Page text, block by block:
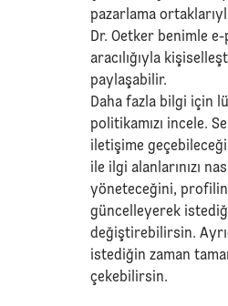
pazarlama
Dr. Oetker benimle
aracılığıyla
paylaşabilir.
Daha fazla bilgi için
politikamızı incele.
iletişime
ile ilgi alanlarınızı
yöneteceğini,
güncelleyerek
değiştirebilirsin.
istediğin zaman
çekebilirsin.